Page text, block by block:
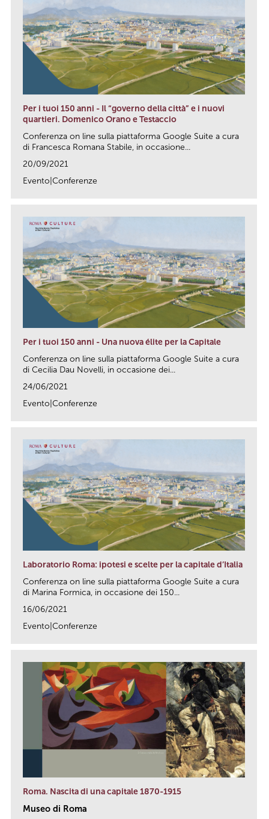
Per i tuoi 150 anni - Il “governo della città” e i nuovi
quartieri. Domenico Orano e Testaccio
Conferenza on line sulla piattaforma Google Suite a cura
di Francesca Romana Stabile, in occasione...
20/09/2021
Evento|Conferenze
Per i tuoi 150 anni - Una nuova élite per la Capitale
Conferenza on line sulla piattaforma Google Suite a cura
di Cecilia Dau Novelli, in occasione dei...
24/06/2021
Evento|Conferenze
Laboratorio Roma: ipotesi e scelte per la capitale d’Italia
Conferenza on line sulla piattaforma Google Suite a cura
di Marina Formica, in occasione dei 150...
16/06/2021
Evento|Conferenze
Roma. Nascita di una capitale 1870-1915
Museo di Roma